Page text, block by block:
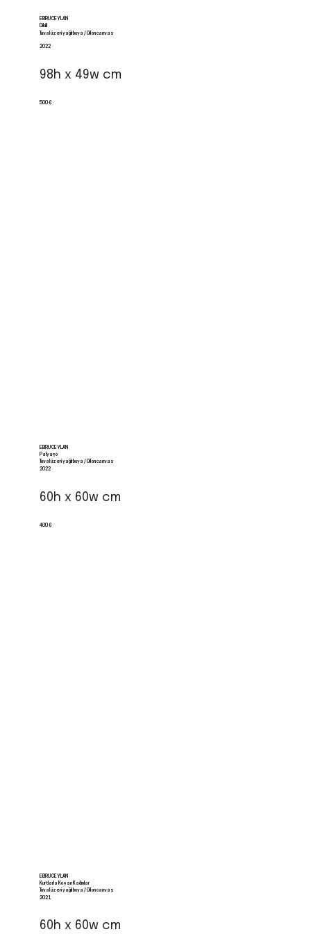
EBRU CEYLAN
Dikili
2022
98h x 49w cm
Tuval üzeri yağlı boya / Oil on canvas
500 €
EBRU CEYLAN
Palyaço
2022
60h x 60w cm
Tuval üzeri yağlı boya / Oil on canvas
400 €
EBRU CEYLAN
Kurtlarla Koşan Kadınlar
2021
60h x 60w cm
Tuval üzeri yağlı boya / Oil on canvas